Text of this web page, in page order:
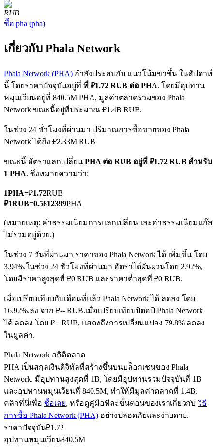
ฟิวเจอร์ส COIN-M
ฟิวเจอร์สสกุลเงินดิจิทัล
TradFi
อนุพันธ์ของหุ้น ฟอเร็กซ์ โลหะมีค่า และสินค้าโภคภัณฑ์
ฟิวเจอร์ส USDC
ฟิวเจอร์สที่ใช้ USDC เป็นหลักประกัน
คัดลอกการซื้อขาย
เข้าร่วมกับเทรดเดอร์ชั้นนำ
RUB
ซื้อ pha (pha)
เกี่ยวกับ Phala Network
Phala Network (PHA) กำลังประสบกับ แนวโน้มขาขึ้น ในสัปดาห์
นี้ โดยราคาปัจจุบันอยู่ที่ ที่ ₽1.72 RUB ต่อ PHA. โดยมีอุปทาน
หมุนเวียนอยู่ที่ 840.5M PHA, มูลค่าตลาดรวมของ Phala
Network ขณะนี้อยู่ที่ประมาณ ₽1.4B RUB.
ในช่วง 24 ชั่วโมงที่ผ่านมา ปริมาณการซื้อขายของ Phala
Network ได้ถึง ₽2.33M RUB
ขณะนี้ อัตราแลกเปลี่ยน PHA ต่อ RUB อยู่ที่ ₽1.72 RUB สำหรับ
1 PHA. ซึ่งหมายความว่า:
1PHA=₽1.72RUB
₽1RUB=0.5812399PHA
(หมายเหตุ: ค่าธรรมเนียมการแลกเปลี่ยนและค่าธรรมเนียมแก๊ส
ไม่รวมอยู่ด้วย.)
ในช่วง 7 วันที่ผ่านมา ราคาของ Phala Network ได้ เพิ่มขึ้น โดย
3.94%.ในช่วง 24 ชั่วโมงที่ผ่านมา อัตราได้ผันผวนโดย 2.92%,
โดยมีราคาสูงสุดที่ ₽0 RUB และราคาต่ำสุดที่ ₽0 RUB.
เมื่อเปรียบเทียบกับเดือนที่แล้ว Phala Network ได้ ลดลง โดย
16.92%.ลง จาก ₽-- RUB.เมื่อเปรียบเทียบปีต่อปี Phala Network
ได้ ลดลง โดย ₽-- RUB, แสดงถึงการเปลี่ยนแปลง 79.8% ลดลง
ในมูลค่า.
Phala Network สถิติตลาด
PHA เป็นสกุลเงินดิจิทัลที่สร้างขึ้นบนบล็อกเชนของ Phala
Network. มีอุปทานสูงสุดที่ 1B, โดยมีอุปทานรวมปัจจุบันที่ 1B
และอุปทานหมุนเวียนที่ 840.5M, ทำให้มีมูลค่าตลาดที่ 1.4B.
คลิกที่นี่เพื่อ ซื้อเลย, หรือดูคู่มือทีละขั้นตอนของเราเกี่ยวกับ วิธี
การซื้อ Phala Network (PHA) อย่างปลอดภัยและง่ายดาย.
ราคาปัจจุบัน₽1.72
อุปทานหมุนเวียน840.5M